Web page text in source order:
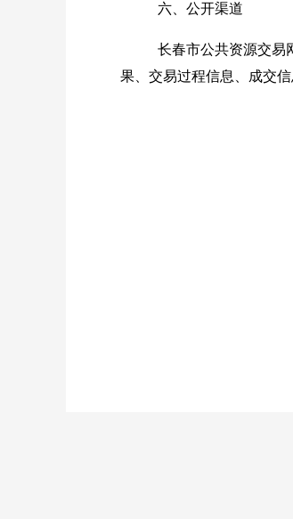
六、公开渠道
长春市公共资源交易
果、交易过程信息、成交